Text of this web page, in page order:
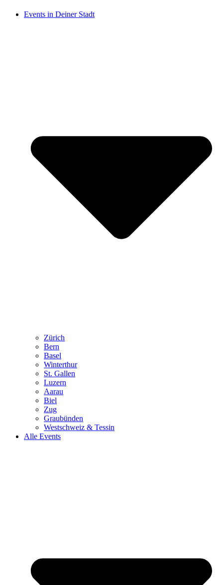
Events in Deiner Stadt
Zürich
Bern
Basel
Winterthur
St. Gallen
Luzern
Aarau
Biel
Zug
Graubünden
Westschweiz & Tessin
Alle Events